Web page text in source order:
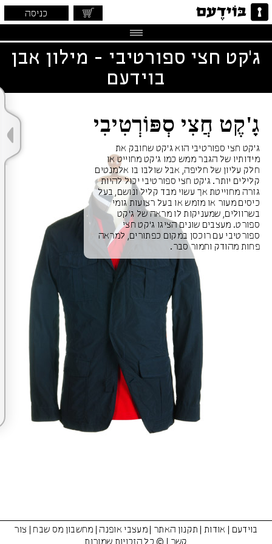
כניסה
ג'קט חצי ספורטיבי - מילון אבן
בוידעם
גָ'קֶט חֲצִי סְפּוֹרְטִיבִי
ג'קט חצי ספורטיבי הוא ג'קט שחובק את
מידותיו של הגבר ממש כמו ג'קט מחוייט או
חלק עליון של חליפה, אבל שולבו בו אלמנטים
קלילים יותר. ג'קט חצי ספורטיבי יכול להיות
גזרה מחוייטת אך עשוי מבד קליל ונושם, בעל
כיסים מעור או מזמש או בעל רצועות גומי
בשרוולים, שמעניקות לו מראה של ג'קט
ספורט. מעצבים שונים הציגו ג'קט חצי
ספורטיבי עם רוכסן במקום כפתורים, למראה
פחות מהודק וחמור סבר.
בוידעם אודות| תקנון האתר |מעצבי אופנה| מחשבון מס שבח
צור
קשר
| © כל הזכויות שמורות